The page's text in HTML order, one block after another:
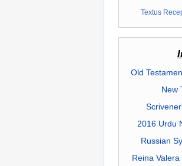
Textus
Old
New
2016 Urdu
Russian
Reina